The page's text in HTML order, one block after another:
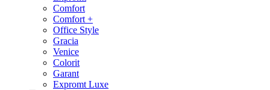
Comfort
Comfort +
Office Style
Gracia
Venice
Colorit
Garant
Expromt Luxe